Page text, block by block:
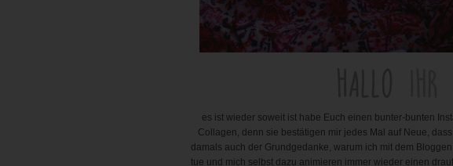
es ist wieder soweit ist habe Euch einen bunter-bunten
Collagen, denn sie bestätigen mir jedes Mal auf Neue,
damals auch der Grundgedanke, warum ich mit dem
tue und mich selbst dazu animieren immer wieder einen